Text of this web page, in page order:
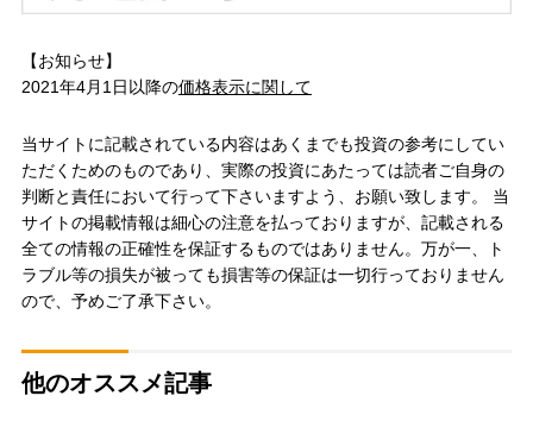
【お知らせ】
2021年4月1日以降の価格表示に関して
当サイトに記載されている内容はあくまでも投資の参考にしてい
ただくためのものであり、実際の投資にあたっては読者ご自身の
判断と責任において行って下さいますよう、お願い致します。 当
サイトの掲載情報は細心の注意を払っておりますが、記載される
全ての情報の正確性を保証するものではありません。万が一、ト
ラブル等の損失が被っても損害等の保証は一切行っておりません
ので、予めご了承下さい。
他のオススメ記事